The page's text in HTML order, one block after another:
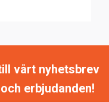
vårt nyhetsbrev
erbjudanden!